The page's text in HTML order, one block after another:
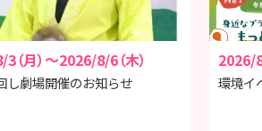
（月）～2026/8/6（木）
し劇場開催のお知らせ
2026/
環境イ